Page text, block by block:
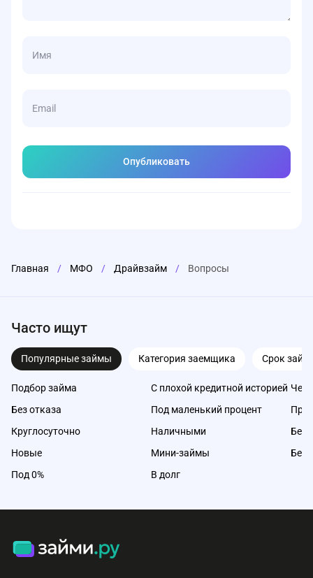
Главная / МФО / Драйвзайм / Вопросы
Часто ищут
Популярные займы Категория заемщика Срок
Подбор займа
Без отказа
Круглосуточно
Новые
Под 0%
С плохой кредитной историей
Под маленький процент
Наличными
Мини-займы
В долг
Без
Без